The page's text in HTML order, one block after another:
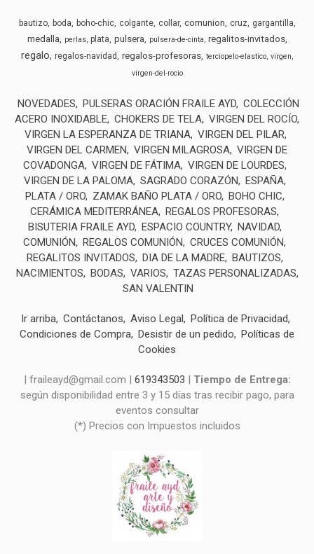
bautizo boda boho-chic colgante collar comunion cruz gargantilla
medalla perlas plata pulsera pulsera-de-cinta regalitos-invitados
regalo regalos-navidad regalos-profesoras terciopelo-elastico virgen
virgen-del-rocio
NOVEDADES PULSERAS ORACIÓN FRAILE AYD COLECCIÓN
ACERO INOXIDABLE CHOKERS DE TELA VIRGEN DEL ROCÍO
VIRGEN LA ESPERANZA DE TRIANA VIRGEN DEL PILAR
VIRGEN DEL CARMEN
VIRGEN MILAGROSA VIRGEN DE
COVADONGA VIRGEN DE FÁTIMA VIRGEN DE LOURDES
VIRGEN DE LA PALOMA SAGRADO CORAZÓN
ESPAÑA
PLATA / ORO
ZAMAK BAÑO PLATA / ORO
BOHO CHIC
CERÁMICA MEDITERRÁNEA
REGALOS PROFESORAS
BISUTERIA FRAILE AYD
ESPACIO COUNTRY
NAVIDAD
COMUNIÓN
REGALOS COMUNIÓN
CRUCES COMUNIÓN
REGALITOS INVITADOS
DIA DE LA MADRE
BAUTIZOS
NACIMIENTOS
BODAS VARIOS
TAZAS PERSONALIZADAS
SAN VALENTIN
Ir arriba Contáctanos Aviso Legal
Política de Privacidad
Condiciones de Compra
Desistir de un pedido
Políticas de
Cookies
| fraileayd@gmail.com | 619343503
Tiempo de Entrega:
según disponibilidad entre 3 y 15 días tras recibir pago, para
eventos consultar
(*) Precios con Impuestos incluidos